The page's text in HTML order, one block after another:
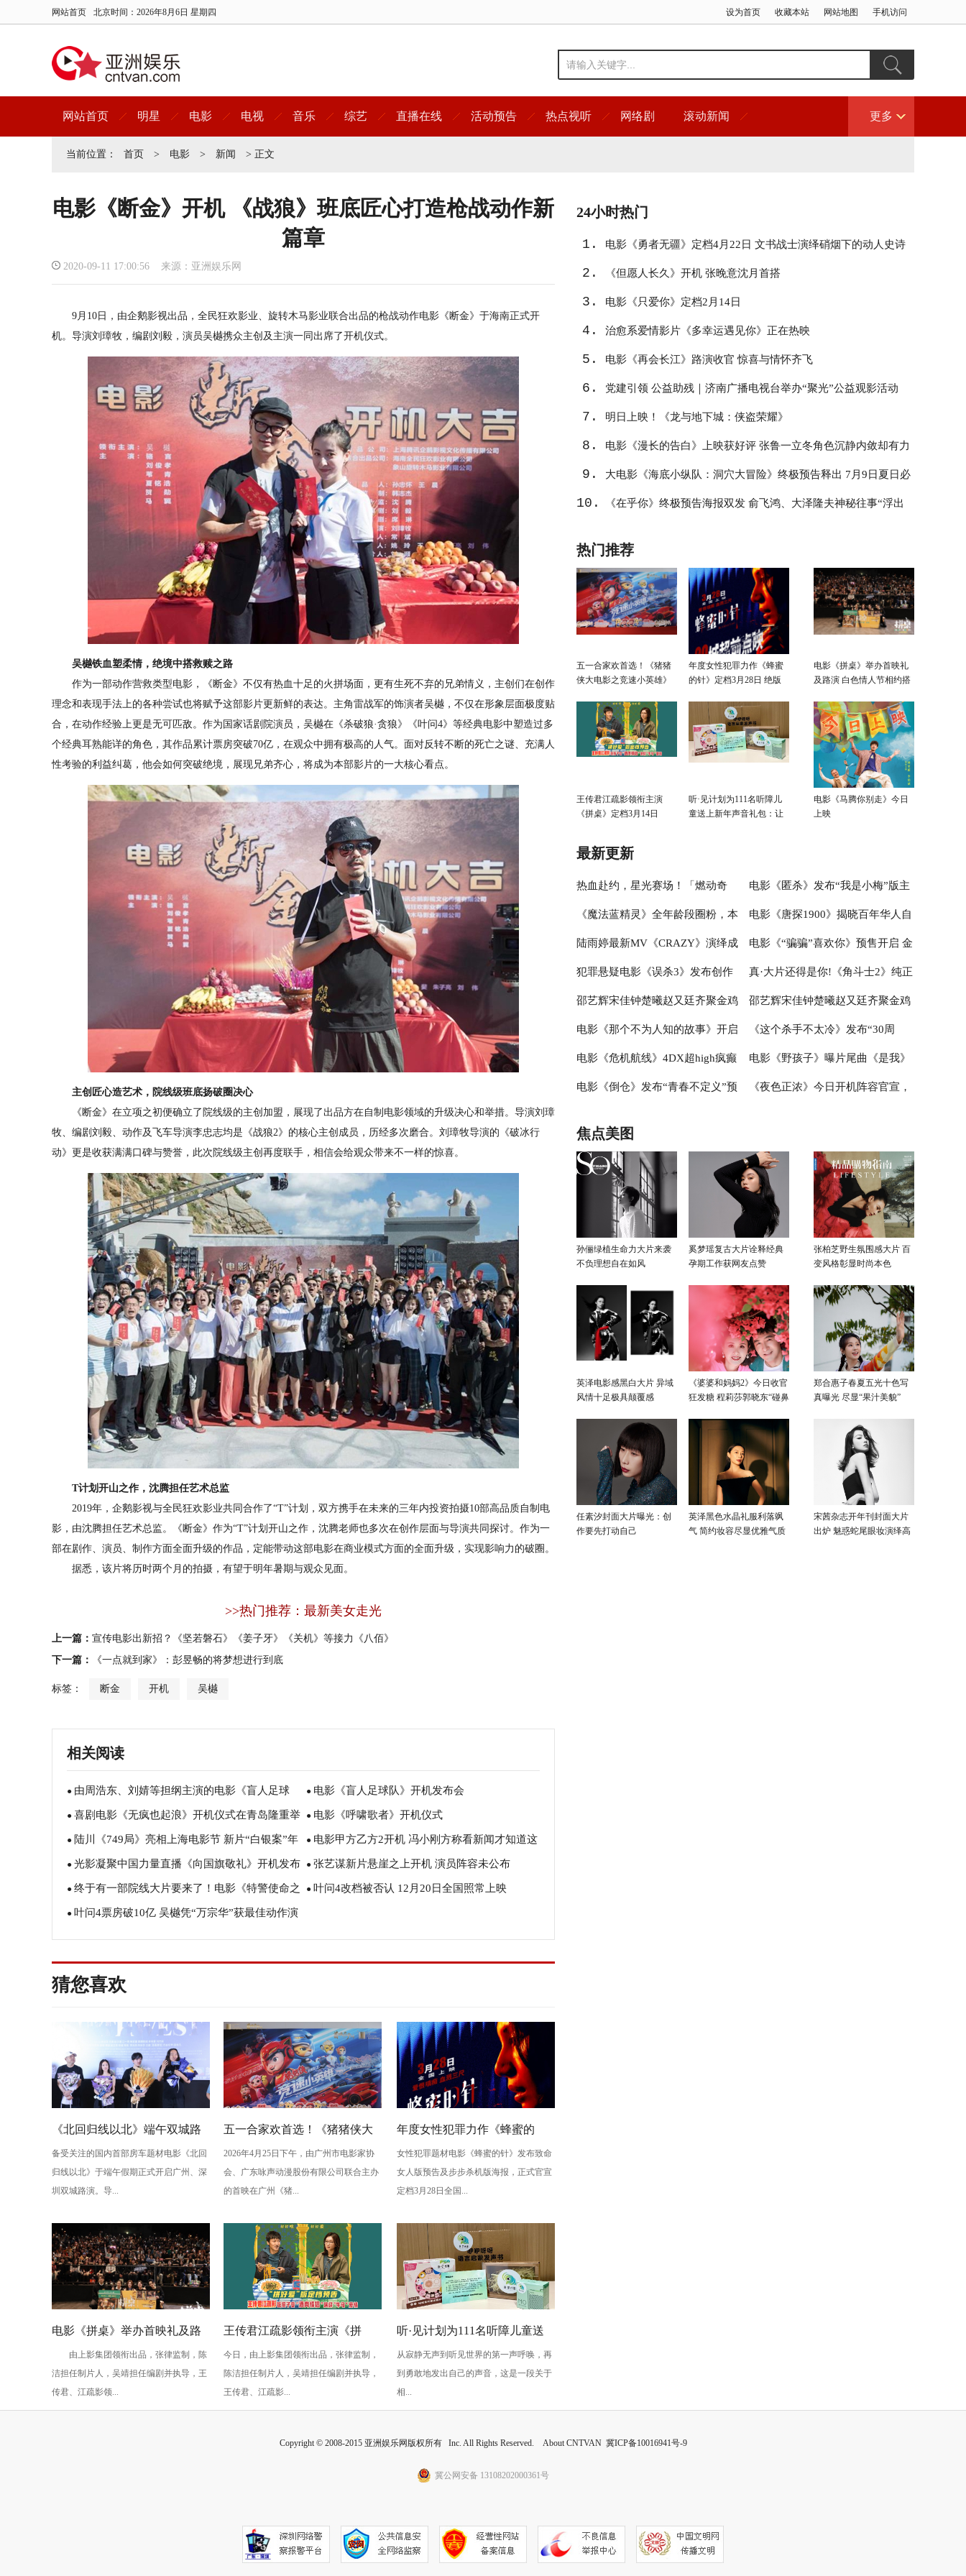
网站首页 北京时间： 2026年8月6日 星期四 设为首页 收藏本站 网站地图 手机访问
网站首页 明星 电影 电视 音乐 综艺 直播在线 活动预告 热点视听 网络剧 滚动新闻 更多
当前位置： 首页 > 电影 > 新闻 > 正文
电影《断金》开机 《战狼》班底匠心打造枪战动作新
篇章
2020-09-11 17:00:56 来源：亚洲娱乐网
9月10日，由企鹅影视出品，全民狂欢影业、旋转木马影业联合出品的枪战动作电影《断金》于海南正式开
机。导演刘璋牧，编剧刘毅，演员吴樾携众主创及主演一同出席了开机仪式。
吴樾铁血塑柔情，绝境中搭救赎之路
作为一部动作营救类型电影，《断金》不仅有热血十足的火拼场面，更有生死不弃的兄弟情义，主创们在创作
理念和表现手法上的各种尝试也将赋予这部影片更新鲜的表达。主角雷战军的饰演者吴樾，不仅在形象层面极度贴
合，在动作经验上更是无可匹敌。作为国家话剧院演员，吴樾在《杀破狼·贪狼》《叶问4》等经典电影中塑造过多
个经典耳熟能详的角色，其作品累计票房突破70亿，在观众中拥有极高的人气。面对反转不断的死亡之谜、充满人
性考验的利益纠葛，他会如何突破绝境，展现兄弟齐心，将成为本部影片的一大核心看点。
主创匠心造艺术，院线级班底扬破圈决心
《断金》在立项之初便确立了院线级的主创加盟，展现了出品方在自制电影领域的升级决心和举措。导演刘璋
牧、编剧刘毅、动作及飞车导演李忠志均是《战狼2》的核心主创成员，历经多次磨合。刘璋牧导演的《破冰行
动》更是收获满满口碑与赞誉，此次院线级主创再度联手，相信会给观众带来不一样的惊喜。
T计划开山之作，沈腾担任艺术总监
2019年，企鹅影视与全民狂欢影业共同合作了“T”计划，双方携手在未来的三年内投资拍摄10部高品质自制电
影，由沈腾担任艺术总监。《断金》作为“T”计划开山之作，沈腾老师也多次在创作层面与导演共同探讨。作为一
部在剧作、演员、制作方面全面升级的作品，定能带动这部电影在商业模式方面的全面升级，实现影响力的破圈。
据悉，该片将历时两个月的拍摄，有望于明年暑期与观众见面。
>>热门推荐：最新美女走光
上一篇： 宣传电影出新招？《坚若磐石》《姜子牙》《关机》等接力《八佰》
下一篇：
《一点就到家》：彭昱畅的将梦想进行到底
标签： 断金 开机 吴樾
相关阅读
● 由周浩东、刘婧等担纲主演的电影《盲人足球
队》今正式开机
● 电影《盲人足球队》开机发布会
● 喜剧电影《无疯也起浪》开机仪式在青岛隆重举
行
● 电影《呼啸歌者》开机仪式
● 陆川《749局》亮相上海电影节 新片“白银案”年
内开机
● 电影甲方乙方2开机 冯小刚方称看新闻才知道这
个项目
● 光影凝聚中国力量直播《向国旗敬礼》开机发布
会
● 张艺谋新片悬崖之上开机 演员阵容未公布
● 终于有一部院线大片要来了！电影《特警使命之
利刃出鞘》正式开机！
● 叶问4改档被否认 12月20日全国照常上映
● 叶问4票房破10亿 吴樾凭“万宗华”获最佳动作演
员
猜您喜欢
《北回归线以北》端午双城路
演，定档6月26日奔赴山海
备受关注的国内首部房车题材电影《北回
归线以北》于端午假期正式开启广州、深
圳双城路演。导...
五一合家欢首选！《猪猪侠大
电影之竞速小英雄》广州首映
欢乐狂飙
2026年4月25日下午，由广州市电影家协
会、广东咏声动漫股份有限公司联合主办
的首映在广州《猪...
年度女性犯罪力作《蜂蜜的
针》定档3月28日 绝版影后阵容
癫
女性犯罪题材电影《蜂蜜的针》发布致命
女人版预告及步步杀机版海报，正式官宣
定档3月28日全国...
电影《拼桌》举办首映礼及路
演 白色情人节相约搭子稳稳幸
福
由上影集团领衔出品，张律监制，陈
洁担任制片人，吴靖担任编剧并执导，王
传君、江疏影领...
王传君江疏影领衔主演《拼
桌》定档3月14日
今日，由上影集团领衔出品，张律监制，
陈洁担任制片人，吴靖担任编剧并执导，
王传君、江疏影...
听·见计划为111名听障儿童送
上新年声音礼包：让每一次表
达都有回响
从寂静无声到听见世界的第一声呼唤，再
到勇敢地发出自己的声音，这是一段关于
相...
24小时热门
1. 电影《勇者无疆》定档4月22日 文书战士演绎硝烟下的动人史诗
2. 《但愿人长久》开机 张晚意沈月首搭
3. 电影《只爱你》定档2月14日
4. 治愈系爱情影片《多幸运遇见你》正在热映
5. 电影《再会长江》路演收官 惊喜与情怀齐飞
6. 党建引领 公益助残｜济南广播电视台举办“聚光”公益观影活动
7. 明日上映！《龙与地下城：侠盗荣耀》
8. 电影《漫长的告白》上映获好评 张鲁一立冬角色沉静内敛却有力
量
9. 大电影《海底小纵队：洞穴大冒险》终极预告释出 7月9日夏日必
看
10. 《在乎你》终极预告海报双发 俞飞鸿、大泽隆夫神秘往事“浮出
热门推荐
五一合家欢首选！《猪猪
侠大电影之竞速小英雄》
年度女性犯罪力作《蜂蜜
的针》定档3月28日 绝版
电影《拼桌》举办首映礼
及路演 白色情人节相约搭
王传君江疏影领衔主演
《拼桌》定档3月14日
听·见计划为111名听障儿
童送上新年声音礼包：让
电影《马腾你别走》今日
上映
最新更新
热血赴约，星光赛场！「燃动奇
迹」明星篮球嘉年华圆满落幕
电影《匿杀》发布“我是小梅”版主
题后告片 正义反杀爽燃加倍更具现
实思考
《魔法蓝精灵》全年龄段圈粉，本
周五萌趣上映
电影《唐探1900》揭晓百年华人自
强不息的民族情怀
陆雨婷最新MV《CRAZY》演绎成
长痛 风格永不受限
电影《“骗骗”喜欢你》预售开启 金
晨孙阳银幕二搭智斗渣男有爱有笑
欢乐加倍
犯罪悬疑电影《误杀3》发布创作
特辑 全新故事想观众所想有温度有
深度
真·大片还得是你!《角斗士2》纯正
动作史诗style席卷大银幕
邵艺辉宋佳钟楚曦赵又廷齐聚金鸡
拆盒“好东西” 现身厦门首映欢乐交
流观影感受
邵艺辉宋佳钟楚曦赵又廷齐聚金鸡
拆盒“好东西” 现身厦门首映欢乐交
流观影感受
电影《那个不为人知的故事》开启
预售 “不要等我了”版预告“我来找
你了”版海报双发
《这个杀手不太冷》发布“30周
年”纪念版预告中国版海报 初冬温
暖重逢
电影《危机航线》4DX超high疯癫
场官宣 系好安全带跟刘德华超沉浸
电影《野孩子》曝片尾曲《是我》
MV 白举纲唱出蓬勃生命力
电影《倒仓》发布“青春不定义”预 《夜色正浓》今日开机阵容官宣，
焦点美图
孙俪绿植生命力大片来袭
不负理想自在如风
奚梦瑶复古大片诠释经典
孕期工作获网友点赞
张柏芝野生氛围感大片 百
变风格彰显时尚本色
英泽电影感黑白大片 异域
风情十足极具颠覆感
《婆婆和妈妈2》今日收官
狂发糖 程莉莎郭晓东“碰鼻
郑合惠子春夏五光十色写
真曝光 尽显“果汁美貌”
任素汐封面大片曝光：创
作要先打动自己
英泽黑色水晶礼服利落飒
气 简约妆容尽显优雅气质
宋茜杂志开年刊封面大片
出炉 魅惑蛇尾眼妆演绎高
Copyright © 2008-2015 亚洲娱乐网版权所有 Inc. All Rights Reserved. About CNTVAN 冀ICP备10016941号-9
冀公网安备 13108202000361号